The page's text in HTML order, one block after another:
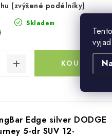
(zvýšené podélníky)
Skladem
Edge silver DODGE
5-dr SUV 12-